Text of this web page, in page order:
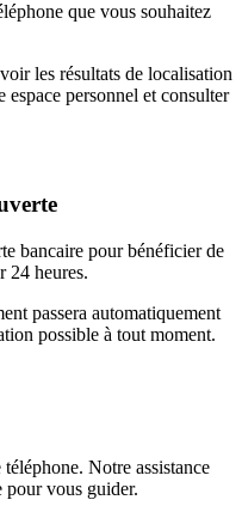
que vous souhaitez
les résultats de localisation
personnel et consulter
bancaire pour bénéficier de
24 heures.
passera automatiquement
possible à tout moment.
Notre assistance
pour vous guider.